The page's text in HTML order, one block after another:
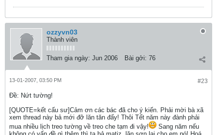
ozzyvn03
Thành viên
Tham gia ngày: Jun 2006 Bài gởi: 76
#23
13-01-2007, 03:50 PM
Ðề: Nứt tường!
[QUOTE=kết cấu sư]Cảm ơn các bác đã cho ý kiến. Phải mời bà xã
xem thread này bả mới đỡ lăn tăn đấy! Thôi Tết năm này đành phải
mua nhiều lịch treo tường về treo che tạm đi vậy!
Sang năm nếu